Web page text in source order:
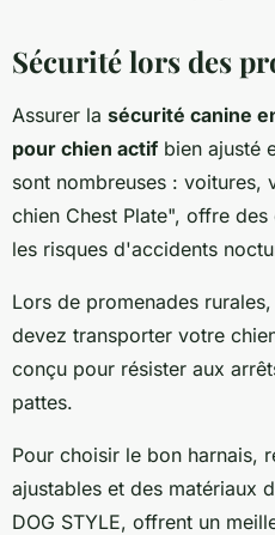
Sécurité lors des
Assurer la sécurité canine
pour chien actifbien ajusté
sont nombreuses : voitures,
chien Chest Plate", offre
les risques d'accidents
Lors de promenades
devez transporter votre
conçu pour résister aux
pattes.
Pour choisir le bon harnais,
ajustables et des matériaux
DOG STYLE, offrent un